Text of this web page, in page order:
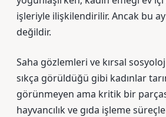
işleriyle ilişkilendirilir. Ancak bu
değildir.
Saha gözlemleri ve kırsal
sıkça görüldüğü gibi kadınlar
görünmeyen ama kritik bir
hayvancılık ve gıda işleme